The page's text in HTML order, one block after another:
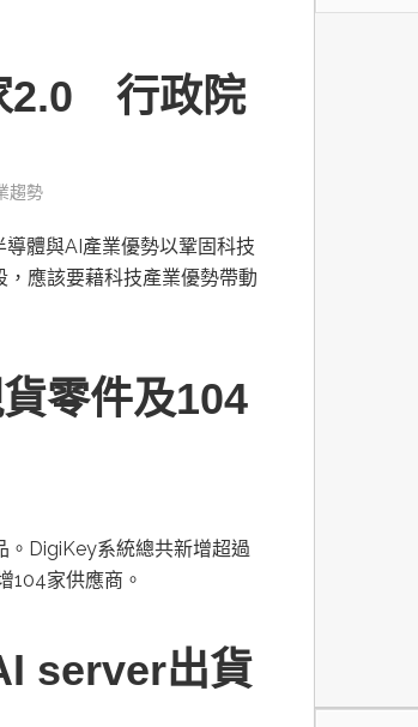
2.0 行政院
趨勢
體與AI產業優勢以鞏固科技
應該要藉科技產業優勢帶動
零件及104
DigiKey系統總共新增超過
104家供應商。
server出貨